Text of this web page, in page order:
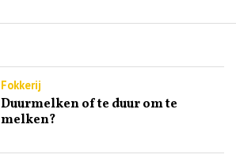
Fokkerij
Duurmelken of te duur om te
melken?